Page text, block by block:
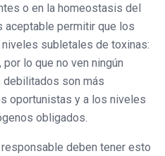
o en la homeostasis del
aceptable permitir que los
subletales de toxinas:
lo que no ven ningún
debilitados son más
oportunistas y a los niveles
obligados.
deben tener esto